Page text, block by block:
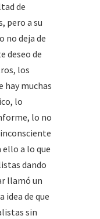
de
pero a su
no deja de
deseo de
los
hay muchas
lo
lo no
ello a lo que
dando
llamó un
idea de que
sin